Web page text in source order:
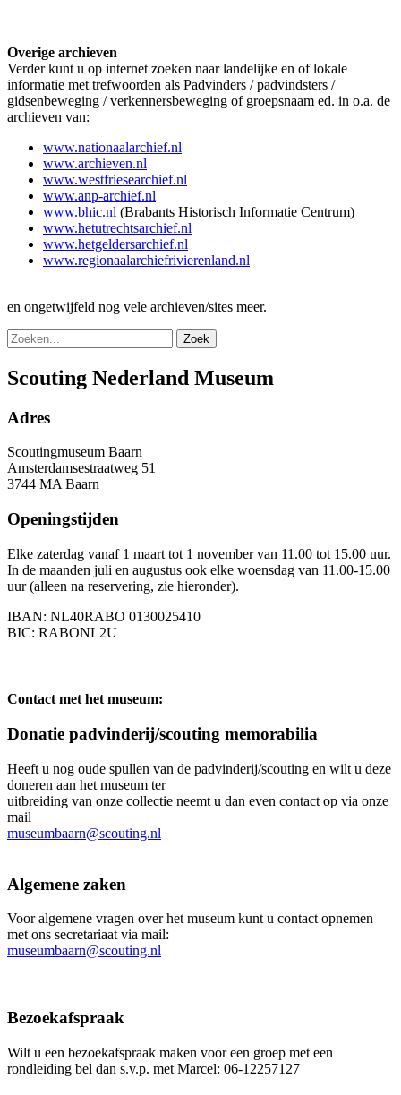
Overige archieven
Verder kunt u op internet zoeken naar landelijke en of lokale
informatie met trefwoorden als Padvinders / padvindsters /
gidsenbeweging / verkennersbeweging of groepsnaam ed. in o.a. de
archieven van:
www.nationaalarchief.nl
www.archieven.nl
www.westfriesearchief.nl
www.anp-archief.nl
www.bhic.nl (Brabants Historisch Informatie Centrum)
www.hetutrechtsarchief.nl
www.hetgeldersarchief.nl
www.regionaalarchiefrivierenland.nl
en ongetwijfeld nog vele archieven/sites meer.
Zoek
Scouting Nederland Museum
Adres
Scoutingmuseum Baarn
Amsterdamsestraatweg 51
3744 MA Baarn
Openingstijden
Elke zaterdag vanaf 1 maart tot 1 november van 11.00 tot 15.00 uur.
In de maanden juli en augustus ook elke woensdag van 11.00-15.00
uur (alleen na reservering, zie hieronder).
IBAN: NL40RABO 0130025410
BIC: RABONL2U
Contact met het museum:
Donatie padvinderij/scouting memorabilia
Heeft u nog oude spullen van de padvinderij/scouting en wilt u deze
doneren aan het museum ter
uitbreiding van onze collectie neemt u dan even contact op via onze
mail
museumbaarn@scouting.nl
Algemene zaken
Voor algemene vragen over het museum kunt u contact opnemen
met ons secretariaat via mail:
museumbaarn@scouting.nl
Bezoekafspraak
Wilt u een bezoekafspraak maken voor een groep met een
rondleiding bel dan s.v.p. met Marcel: 06-12257127